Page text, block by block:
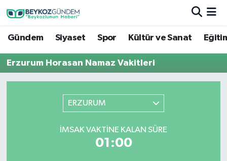
Gündem Siyaset Spor Kültür ve Sanat
Erzurum Horasan Namaz Vakitleri
ERZURUM
İMSAK VAKTINE KALAN SÜRE
01:00
Hava Durumu
Trafik Durumu
Son Dakika Haberleri